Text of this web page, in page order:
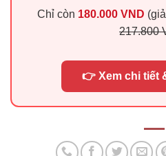
Chỉ còn 180.000 VND
217.800
👉 Xem chi tiết